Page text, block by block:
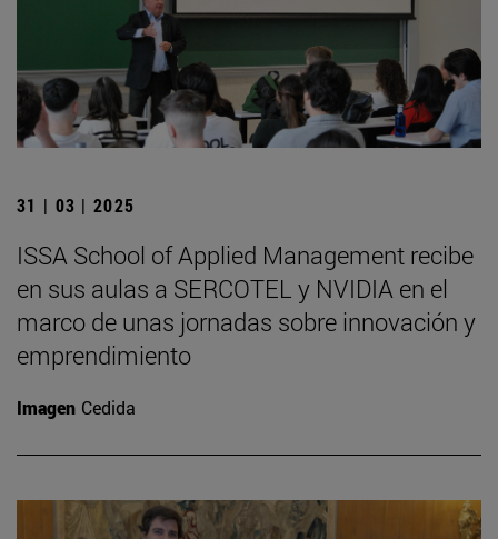
31 | 03 | 2025
ISSA School of Applied Management recibe
en sus aulas a SERCOTEL y NVIDIA en el
marco de unas jornadas sobre innovación y
emprendimiento
Imagen Cedida